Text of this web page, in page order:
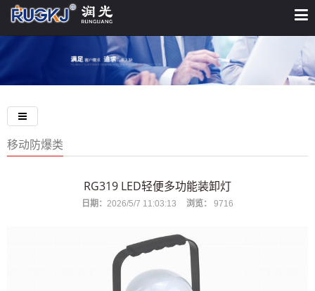
移动防爆类
RG319 LED轻便多功能装卸灯
日期： 2026/5/7 11:03:13 浏览： 9716